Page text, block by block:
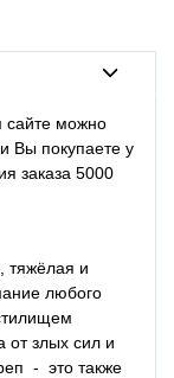
сайте можно
Вы покупаете у
заказа 5000
тяжёлая и
любого
злых сил и
- это также